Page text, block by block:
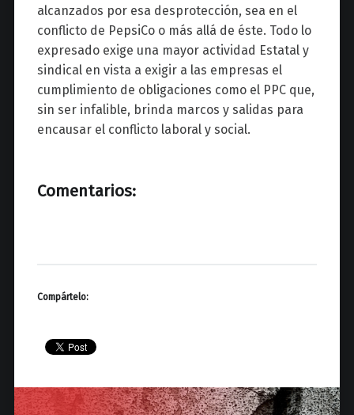
alcanzados por esa desprotección, sea en el
conflicto de PepsiCo o más allá de éste. Todo lo
expresado exige una mayor actividad Estatal y
sindical en vista a exigir a las empresas el
cumplimiento de obligaciones como el PPC que,
sin ser infalible, brinda marcos y salidas para
encausar el conflicto laboral y social.
Comentarios:
Compártelo:
P